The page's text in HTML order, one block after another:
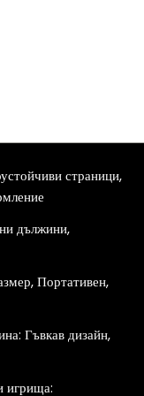
страници,
дължини,
Портативен,
Гъвкав дизайн,
игрища: